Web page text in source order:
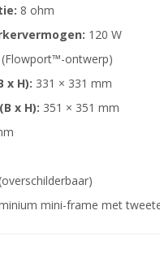
8 ohm
120 W
(Flowport™-ontwerp)
x H): 331 × 331 mm
x H): 351 × 351 mm
mini-frame met